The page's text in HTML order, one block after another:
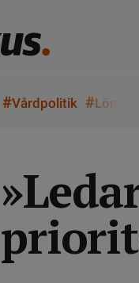
#Vårdpolitik #Lön